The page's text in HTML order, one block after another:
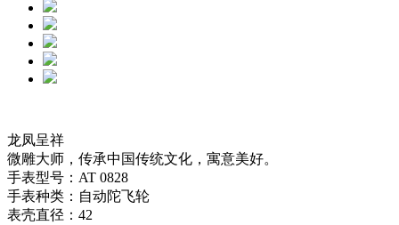
龙凤呈祥
微雕大师，传承中国传统文化，寓意美好。
手表型号：AT 0828
手表种类：自动陀飞轮
表壳直径：42